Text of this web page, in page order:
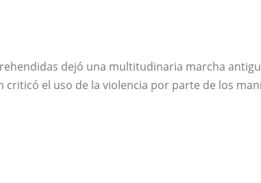
dejó una multitudinaria marcha
el uso de la violencia por parte de los